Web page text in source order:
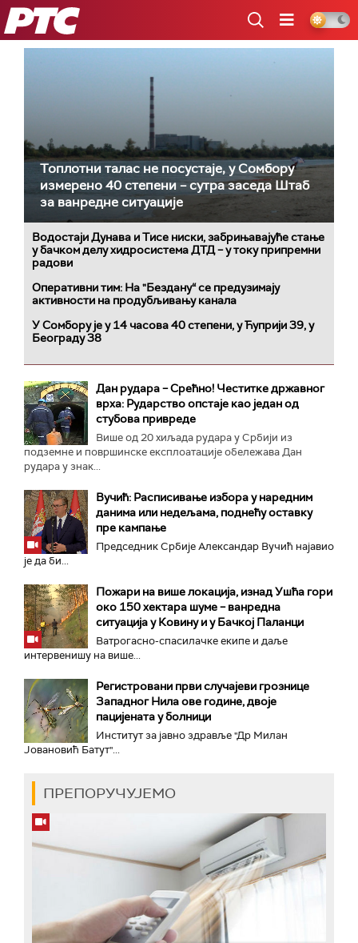
РТС
Топлотни талас не посустаје, у Сомбору
измерено 40 степени – сутра заседа Штаб
за ванредне ситуације
Водостаји Дунава и Тисе ниски, забрињавајуће стање
у бачком делу хидросистема ДТД – у току припремни
радови
Оперативни тим: На "Бездану“ се предузимају
активности на продубљивању канала
У Сомбору је у 14 часова 40 степени, у Ћуприји 39, у
Београду 38
Дан рудара – Срећно! Честитке државног
врха: Рударство опстаје као један од
стубова привреде
Више од 20 хиљада рудара у Србији из
подземне и површинске експлоатације обележава Дан
рудара у знак...
Вучић: Расписивање избора у наредним
данима или недељама, поднећу оставку
пре кампање
Председник Србије Александар Вучић најавио
је да би...
Пожари на више локација, изнад Ушћа гори
око 150 хектара шуме – ванредна
ситуација у Ковину и у Бачкој Паланци
Ватрогасно-спасилачке екипе и даље
интервенишу на више...
Регистровани први случајеви грознице
Западног Нила ове године, двоје
пацијената у болници
Институт за јавно здравље "Др Милан
Јовановић Батут"...
ПРЕПОРУЧУЈЕМО